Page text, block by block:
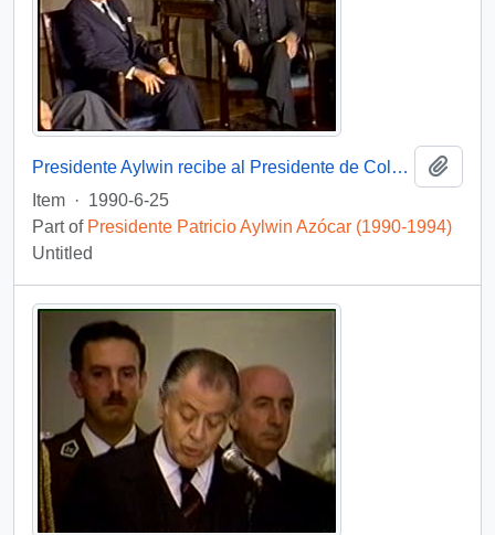
Presidente Aylwin recibe al Presidente de Colombia Virgilio Barco Vargas en la Moneda: video
Item · 1990-6-25
Part of Presidente Patricio Aylwin Azócar (1990-1994)
Untitled